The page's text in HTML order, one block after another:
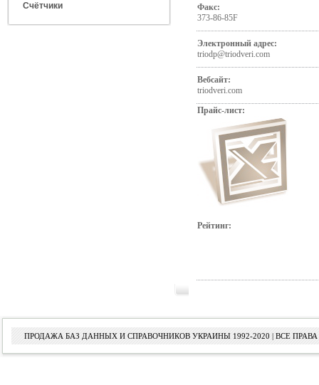
Счётчики
Факс:
373-86-85F
Электронный адрес:
triodp@triodveri.com
Вебсайт:
triodveri.com
Прайс-лист:
Рейтинг:
ПРОДАЖА БАЗ ДАННЫХ И СПРАВОЧНИКОВ УКРАИНЫ 1992-2020 | ВСЕ